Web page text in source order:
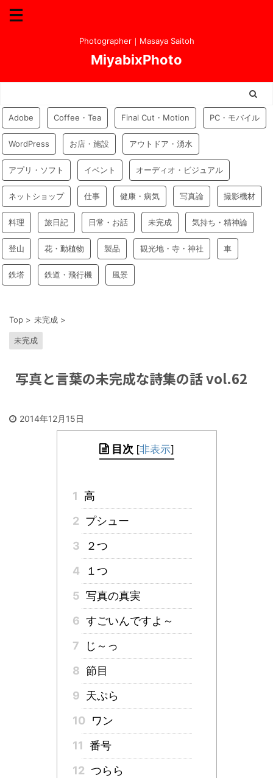
Photographer｜Masaya Saitoh
MiyabixPhoto
Adobe Coffee・Tea Final Cut・Motion PC・モバイル
WordPress お店・施設 アウトドア・湧水
アプリ・ソフト イベント オーディオ・ビジュアル
ネットショップ 仕事 健康・病気 写真論 撮影機材
料理 旅日記 日常・お話 未完成 気持ち・精神論
登山 花・動植物 製品 観光地・寺・神社 車
鉄塔 鉄道・飛行機 風景
Top > 未完成 >
未完成
写真と言葉の未完成な詩集の話 vol.62
2014年12月15日
目次 [非表示]
1 高
2 プシュー
3
２つ
4
１つ
5 写真の真実
6 すごいんですよ～
7
じ～っ
8 節目
9 天ぷら
10
ワン
11 番号
12 つらら